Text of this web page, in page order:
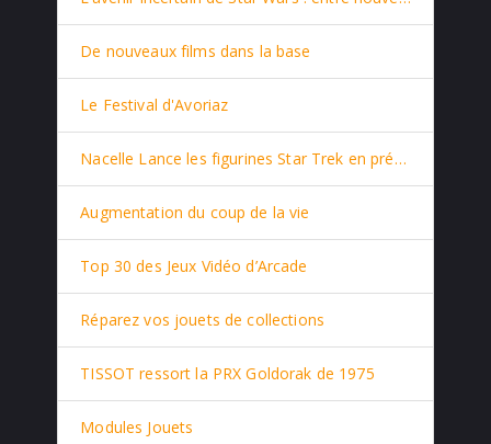
De nouveaux films dans la base
Le Festival d'Avoriaz
Nacelle Lance les figurines Star Trek en prévente
Augmentation du coup de la vie
Top 30 des Jeux Vidéo d’Arcade
Réparez vos jouets de collections
TISSOT ressort la PRX Goldorak de 1975
Modules Jouets